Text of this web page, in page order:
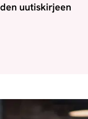
uutiskirjeen